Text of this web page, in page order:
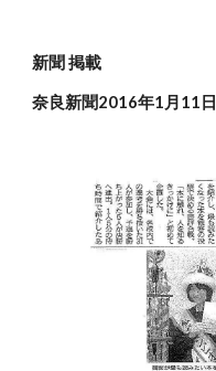
新聞 掲載
奈良新聞2016年1月11日